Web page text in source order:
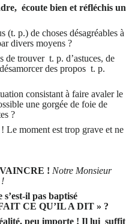
écoute bien et réfléchis un
(t. p.) de choses désagréables à
divers moyens ?
de trouver t. p. d’astuces, de
des propos t. p.
consistant à faire avaler le
une gorgée de foie de
?
Le moment est trop grave et ne
! Notre Monsieur
!
il pas baptisé
CE QU’IL A DIT » ?
peu importe ! Il lui suffit